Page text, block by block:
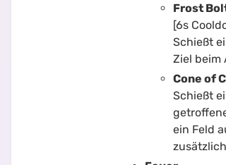
Frost
[6s
Schießt
Ziel beim
Cone of
Schießt
ein Feld